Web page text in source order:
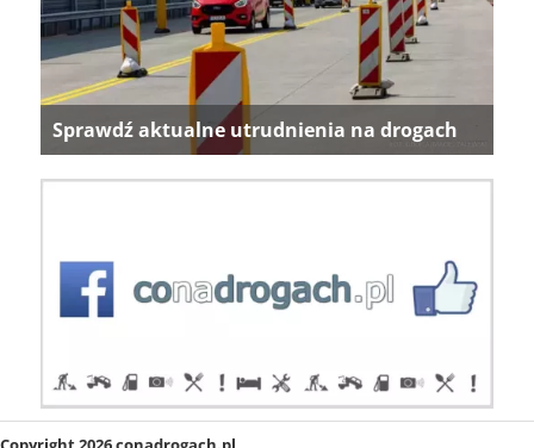
Sprawdź aktualne utrudnienia na drogach